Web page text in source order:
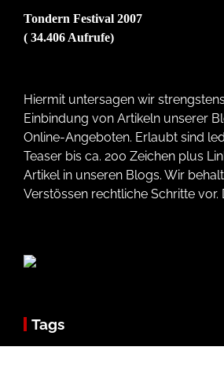
Tondern Festival 2007
( 34.406 Aufrufe)
Hiermit untersagen wir
Einbindung von Artikeln unserer
Online-Angeboten. Erlaubt sind
Teaser bis ca. 200 Zeichen plus
Artikel in unseren Blogs. Wir
Verstössen rechtliche Schritte vor.
Tags